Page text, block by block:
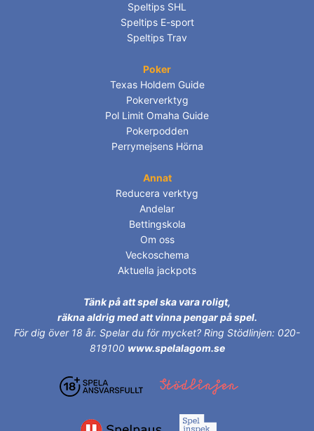
Speltips SHL
Speltips E-sport
Speltips Trav
Poker
Texas Holdem Guide
Pokerverktyg
Pol Limit Omaha Guide
Pokerpodden
Perrymejsens Hörna
Annat
Reducera verktyg
Andelar
Bettingskola
Om oss
Veckoschema
Aktuella jackpots
Tänk på att spel ska vara roligt,
räkna aldrig med att vinna pengar på spel.
För dig över 18 år. Spelar du för mycket? Ring Stödlinjen: 020-
819100 www.spelalagom.se